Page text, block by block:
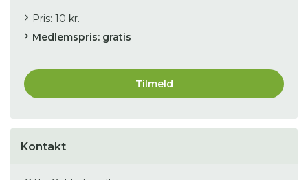
Pris: 10 kr.
Medlemspris: gratis
Tilmeld
Kontakt